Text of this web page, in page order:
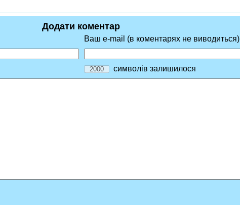
Додати коментар
Ваш e-mail (в коментарях не виводиться)
символів залишилося